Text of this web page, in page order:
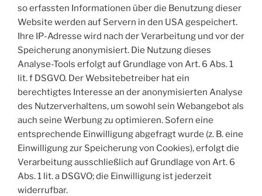
so erfassten Informationen über die Benutzung dieser
Website werden auf Servern in den USA gespeichert.
Ihre IP-Adresse wird nach der Verarbeitung und vor der
Speicherung anonymisiert. Die Nutzung dieses
Analyse-Tools erfolgt auf Grundlage von Art. 6 Abs. 1
lit. f DSGVO. Der Websitebetreiber hat ein
berechtigtes Interesse an der anonymisierten Analyse
des Nutzerverhaltens, um sowohl sein Webangebot als
auch seine Werbung zu optimieren. Sofern eine
entsprechende Einwilligung abgefragt wurde (z. B. eine
Einwilligung zur Speicherung von Cookies), erfolgt die
Verarbeitung ausschließlich auf Grundlage von Art. 6
Abs. 1 lit. a DSGVO; die Einwilligung ist jederzeit
widerrufbar.